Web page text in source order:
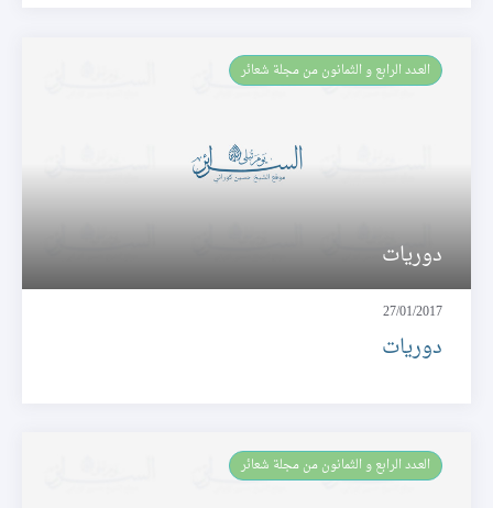
العـدد الرابع و الثمانون من مجلة شعائر
دوريات
27/01/2017
دوريات
العـدد الرابع و الثمانون من مجلة شعائر